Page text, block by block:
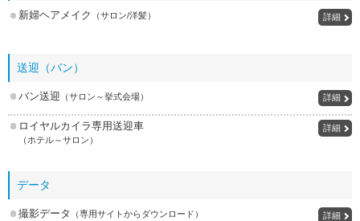
新婦ヘアメイク （サロン/洋髪） 詳細
送迎（バン）
バン送迎 （サロン～挙式会場） 詳細
ロイヤルカイラ専用送迎車
（ホテル～サロン）
詳細
データ
撮影データ （専用サイトからダウンロード） 詳細